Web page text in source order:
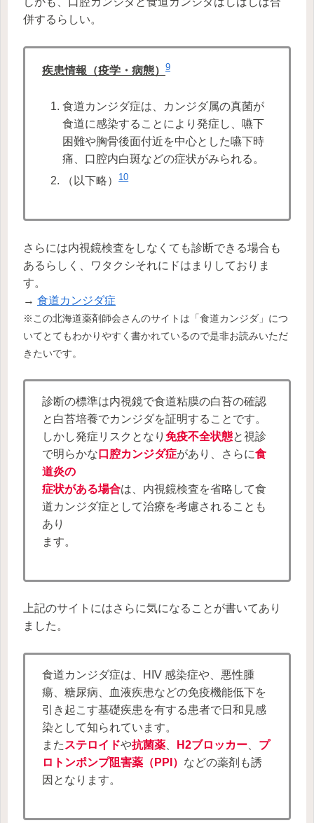
併するらしい。
疾患情報（疫学・病態） 9
食道カンジダ症は、カンジダ属の真菌が
食道に感染することにより発症し、嚥下
困難や胸骨後面付近を中心とした嚥下時
痛、口腔内白斑などの症状がみられる。
（以下略）10
さらには内視鏡検査をしなくても診断できる場合も
あるらしく、ワタクシそれにドはまりしておりま
す。
→ 食道カンジダ症
※この北海道薬剤師会さんのサイトは「食道カンジダ」につ
いてとてもわかりやすく書かれているので是非お読みいただ
きたいです。
診断の標準は内視鏡で食道粘膜の白苔の確認
と白苔培養でカンジダを証明することです。
しかし発症リスクとなり 免疫不全状態と視診
で明らかな 口腔カンジダ症があり、さらに食
道炎の
症状がある場合は、内視鏡検査を省略して食
道カンジダ症として治療を考慮されることも
あり
ます。
上記のサイトにはさらに気になることが書いてあり
ました。
食道カンジダ症は、HIV 感染症や、悪性腫
瘍、糖尿病、血液疾患などの免疫機能低下を
引き起こす基礎疾患を有する患者で日和見感
染として知られています。
また ステロイドや抗菌薬 H2ブロッカー
プ
ロトンポンプ阻害薬（PPI） などの薬剤も誘
因となります。